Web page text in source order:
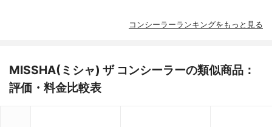
コンシーラーランキングをもっと見る
MISSHA(ミシャ) ザ コンシーラーの類似商品：
評価・料金比較表